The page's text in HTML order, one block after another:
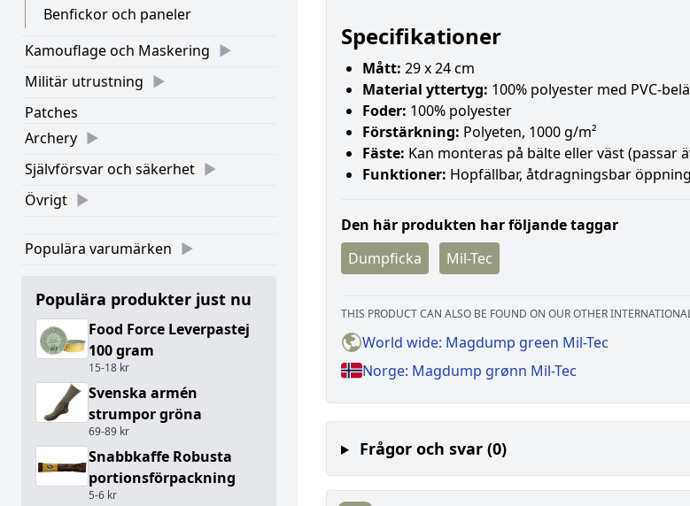
Benfickor och paneler
Kamouflage och Maskering
Militär utrustning
Patches
Archery
Självförsvar och säkerhet
Övrigt
Populära varumärken
Populära produkter just nu
Food Force Leverpastej
100 gram
15-18 kr
Svenska armén
strumpor gröna
69-89 kr
Snabbkaffe Robusta
portionsförpackning
5-6 kr
Specifikationer
Mått: 29 x 24 cm
Material yttertyg: 100% polyester med PVC-
Foder: 100% polyester
Förstärkning: Polyeten, 1000 g/m²
Fäste: Kan monteras på bälte eller väst (passar
Funktioner: Hopfällbar, åtdragningsbar
Den här produkten har följande taggar
Dumpficka
Mil-Tec
THIS PRODUCT CAN ALSO BE FOUND ON OUR OTHER
World wide: Magdump green Mil-Tec
Norge: Magdump grønn Mil-Tec
Frågor och svar (0)